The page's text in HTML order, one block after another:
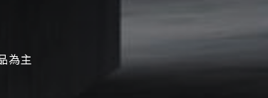
為主